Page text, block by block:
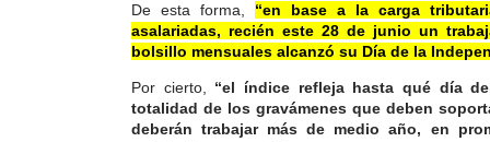
De esta forma, “en base a la carga
asalariadas, recién este 28 de junio un
bolsillo mensuales alcanzó su Día de la
Por cierto, “el índice refleja hasta qué día
totalidad de los gravámenes que deben
deberán trabajar más de medio año, en